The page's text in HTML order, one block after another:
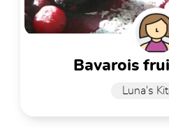
bavarois
Luna's